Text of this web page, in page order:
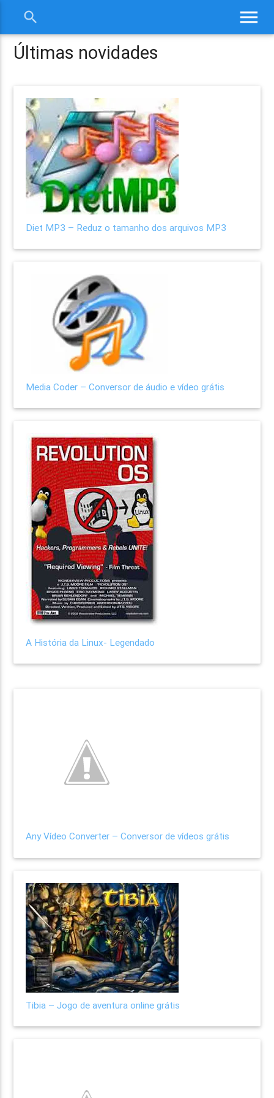
menu
search
Últimas novidades
Diet MP3 – Reduz o tamanho dos arquivos MP3
Media Coder – Conversor de áudio e vídeo grátis
A História da Linux- Legendado
Any Vídeo Converter – Conversor de vídeos grátis
Tibia – Jogo de aventura online grátis